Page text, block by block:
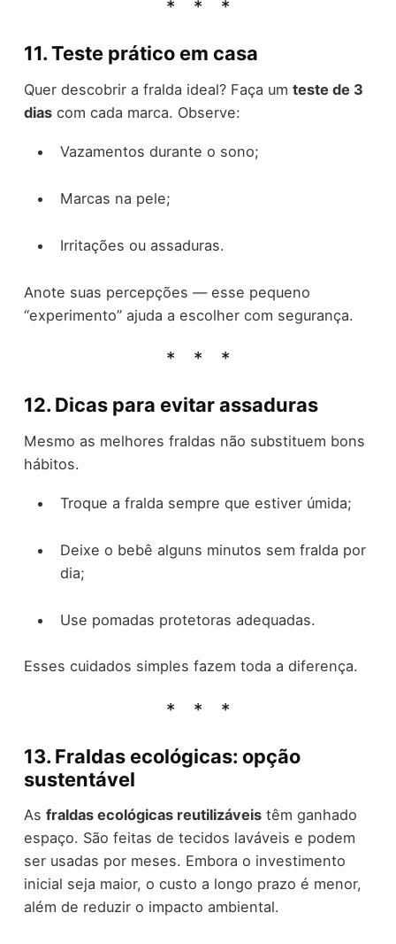
11. Teste prático em casa
Quer descobrir a fralda ideal? Faça um teste de 3
diascom cada marca. Observe:
Vazamentos durante o sono;
Marcas na pele;
Irritações ou assaduras.
Anote suas percepções — esse pequeno
“experimento” ajuda a escolher com segurança.
12. Dicas para evitar assaduras
Mesmo as melhores fraldas não substituem bons
hábitos.
Troque a fralda sempre que estiver úmida;
Deixe o bebê alguns minutos sem fralda por
dia;
Use pomadas protetoras adequadas.
Esses cuidados simples fazem toda a diferença.
13. Fraldas ecológicas: opção
sustentável
As fraldas ecológicas reutilizáveistêm ganhado
espaço. São feitas de tecidos laváveis e podem
ser usadas por meses. Embora o investimento
inicial seja maior, o custo a longo prazo é menor,
além de reduzir o impacto ambiental.